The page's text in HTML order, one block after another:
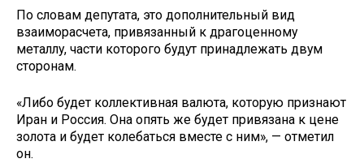
По словам депутата, это дополнительный вид
взаиморасчета, привязанный к драгоценному
металлу, части которого будут принадлежать двум
сторонам.
«Либо будет коллективная валюта, которую признают
Иран и Россия. Она опять же будет привязана к цене
золота и будет колебаться вместе с ним», — отметил
он.